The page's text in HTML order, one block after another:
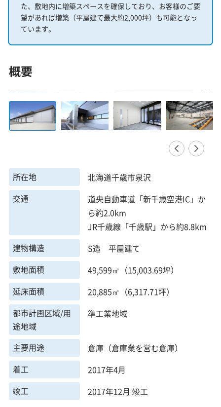
た、敷地内に増築スペースを確保しており、お客様のご要
望があれば増築（平屋建て最大約2,000坪）も可能となっ
ています。
概要
所在地
北海道千歳市泉沢
交通
道央自動車道「新千歳空港IC」か
ら約2.0km
JR千歳線「千歳駅」から約8.8km
建物構造
S造 平屋建て
敷地面積
49,599㎡（15,003.69坪）
延床面積
20,885㎡（6,317.71坪）
都市計画区域/用
途地域
準工業地域
主要用途
倉庫（倉庫業を営む倉庫）
着工
2017年4月
竣工
2017年12月 竣工